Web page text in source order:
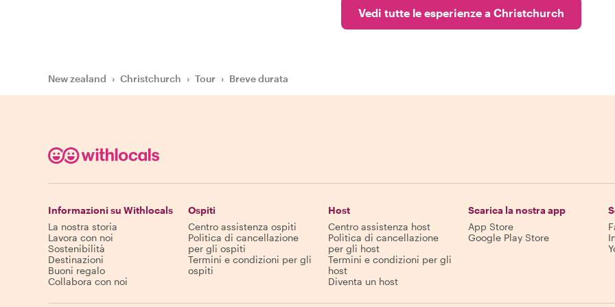
Vedi tutte le esperienze a Christchurch
New zealand › Christchurch › Tour › Breve durata
Informazioni su Withlocals
La nostra storia
Lavora con noi
Sostenibilità
Destinazioni
Buoni regalo
Collabora con noi
Ospiti
Centro assistenza ospiti
Politica di cancellazione
per gli ospiti
Termini e condizioni per gli
ospiti
Host
Centro assistenza host
Politica di cancellazione
per gli host
Termini e condizioni per gli
host
Diventa un host
Scarica la nostra app
App Store
Google Play Store